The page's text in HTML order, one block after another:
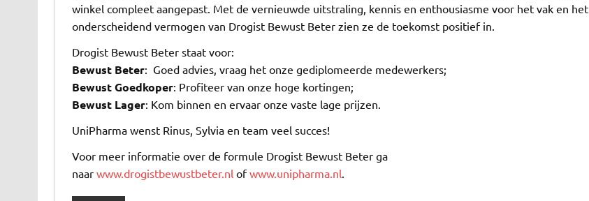
winkel compleet aangepast. Met de vernieuwde uitstraling, kennis en enthousiasme voor het vak en het
onderscheidend vermogen van Drogist Bewust Beter zien ze de toekomst positief in.
Drogist Bewust Beter staat voor:
Bewust Beter: Goed advies, vraag het onze gediplomeerde medewerkers;
Bewust Goedkoper: Profiteer van onze hoge kortingen;
Bewust Lager: Kom binnen en ervaar onze vaste lage prijzen.
UniPharma wenst Rinus, Sylvia en team veel succes!
Voor meer informatie over de formule Drogist Bewust Beter ga
naar www.drogistbewustbeter.nl ofwww.unipharma.nl